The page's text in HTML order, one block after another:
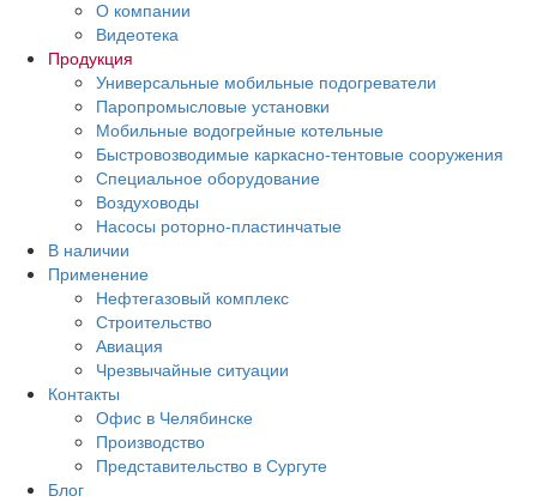
О компании
Видеотека
Продукция
Универсальные мобильные подогреватели
Паропромысловые установки
Мобильные водогрейные котельные
Быстровозводимые каркасно-тентовые сооружения
Специальное оборудование
Воздуховоды
Насосы роторно-пластинчатые
В наличии
Применение
Нефтегазовый комплекс
Строительство
Авиация
Чрезвычайные ситуации
Контакты
Офис в Челябинске
Производство
Представительство в Сургуте
Блог